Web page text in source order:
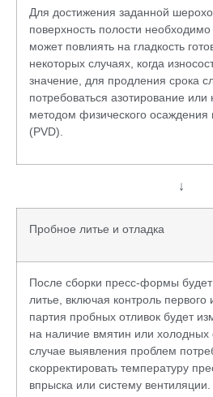
Для достижения заданной
поверхность полости необходимо
может повлиять на гладкость
некоторых случаях, когда
значение, для продления срока
потребоваться азотирование
методом физического
(PVD).
↓
Пробное литье и отладка
После сборки пресс-формы
литье, включая контроль
партия пробных отливок будет
на наличие вмятин или
случае выявления проблем
скорректировать температуру
впрыска или систему